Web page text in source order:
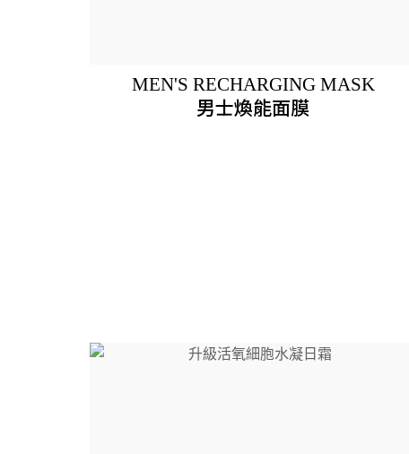
MEN'S RECHARGING MASK
男士煥能面膜